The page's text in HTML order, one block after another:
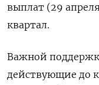
выплат (29
квартал.
Важной
действующие до